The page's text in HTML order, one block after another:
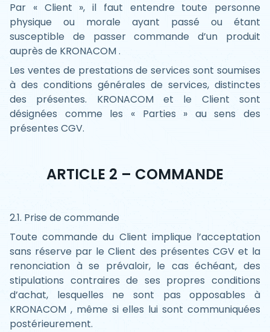
Par « Client », il faut entendre toute personne
physique ou morale ayant passé ou étant
susceptible de passer commande d’un produit
auprès de KRONACOM .
Les ventes de prestations de services sont soumises
à des conditions générales de services, distinctes
des présentes. KRONACOM et le Client sont
désignées comme les « Parties » au sens des
présentes CGV.
ARTICLE 2 – COMMANDE
2.1. Prise de commande
Toute commande du Client implique l’acceptation
sans réserve par le Client des présentes CGV et la
renonciation à se prévaloir, le cas échéant, des
stipulations contraires de ses propres conditions
d’achat, lesquelles ne sont pas opposables à
KRONACOM , même si elles lui sont communiquées
postérieurement.